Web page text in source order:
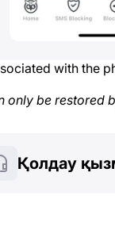
with the
only be restored
Қолдау